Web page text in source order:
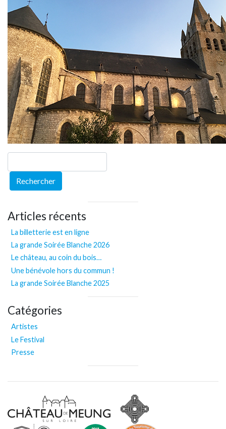
Articles récents
La billetterie est en ligne
La grande Soirée Blanche 2026
Le château, au coin du bois…
Une bénévole hors du commun !
La grande Soirée Blanche 2025
Catégories
Artistes
Le Festival
Presse